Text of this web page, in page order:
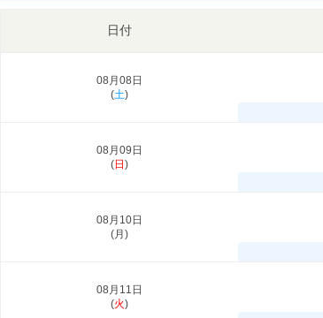
日付
08月08日
(土)
08月09日
(日 )
08月10日
(月 )
08月11日
(火)